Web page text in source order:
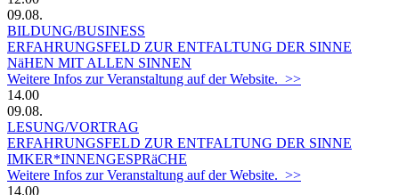
09.08.
BILDUNG/BUSINESS
ERFAHRUNGSFELD ZUR ENTFALTUNG DER SINNE
NäHEN MIT ALLEN SINNEN
Weitere Infos zur Veranstaltung auf der Website. >>
14.00
09.08.
LESUNG/VORTRAG
ERFAHRUNGSFELD ZUR ENTFALTUNG DER SINNE
IMKER*INNENGESPRäCHE
Weitere Infos zur Veranstaltung auf der Website. >>
14.00